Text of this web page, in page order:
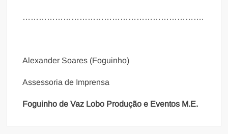
​………………………………………………………….
Alexander Soares (Foguinho)
Assessoria de Imprensa
Foguinho de Vaz Lobo Produção e Eventos M.E.